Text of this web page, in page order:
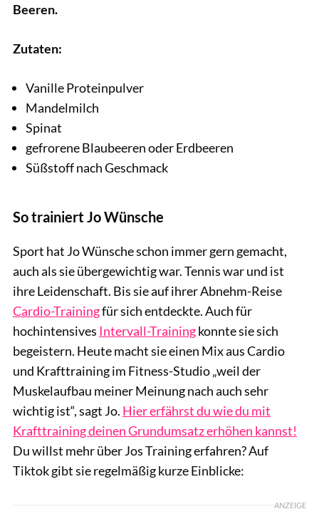
Beeren.
Zutaten:
Vanille Proteinpulver
Mandelmilch
Spinat
gefrorene Blaubeeren oder Erdbeeren
Süßstoff nach Geschmack
So trainiert Jo Wünsche
Sport hat Jo Wünsche schon immer gern gemacht,
auch als sie übergewichtig war. Tennis war und ist
ihre Leidenschaft. Bis sie auf ihrer Abnehm-Reise
Cardio-Trainingfür sich entdeckte. Auch für
hochintensives Intervall-Trainingkonnte sie sich
begeistern. Heute macht sie einen Mix aus Cardio
und Krafttraining im Fitness-Studio „weil der
Muskelaufbau meiner Meinung nach auch sehr
wichtig ist“, sagt Jo. Hier erfährst du wie du mit
Krafttraining deinen Grundumsatz erhöhen kannst!
Du willst mehr über Jos Training erfahren? Auf
Tiktok gibt sie regelmäßig kurze Einblicke:
ANZEIGE